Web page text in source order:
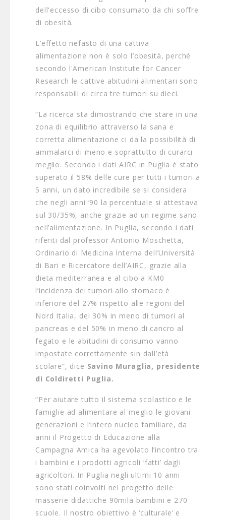
dell'eccesso di cibo consumato da chi soffre
di obesità.
L’effetto nefasto di una cattiva
alimentazione non è solo l’obesità, perché
secondo l'American Institute for Cancer
Research le cattive abitudini alimentari sono
responsabili di circa tre tumori su dieci.
“La ricerca sta dimostrando che stare in una
zona di equilibrio attraverso la sana e
corretta alimentazione ci da la possibilità di
ammalarci di meno e soprattutto di curarci
meglio. Secondo i dati AIRC in Puglia è stato
superato il 58% delle cure per tutti i tumori a
5 anni, un dato incredibile se si considera
che negli anni ‘90 la percentuale si attestava
sul 30/35%, anche grazie ad un regime sano
nell’alimentazione. In Puglia, secondo i dati
riferiti dal professor Antonio Moschetta,
Ordinario di Medicina Interna dell’Università
di Bari e Ricercatore dell’AIRC, grazie alla
dieta mediterranea e al cibo a KM0
l’incidenza dei tumori allo stomaco è
inferiore del 27% rispetto alle regioni del
Nord Italia, del 30% in meno di tumori al
pancreas e del 50% in meno di cancro al
fegato e le abitudini di consumo vanno
impostate correttamente sin dall’età
scolare”, dice Savino Muraglia, presidente
di Coldiretti Puglia.
“Per aiutare tutto il sistema scolastico e le
famiglie ad alimentare al meglio le giovani
generazioni e l’intero nucleo familiare, da
anni il Progetto di Educazione alla
Campagna Amica ha agevolato l’incontro tra
i bambini e i prodotti agricoli ‘fatti’ dagli
agricoltori. In Puglia negli ultimi 10 anni
sono stati coinvolti nel progetto delle
masserie didattiche 90mila bambini e 270
scuole. Il nostro obiettivo è ‘culturale’ e